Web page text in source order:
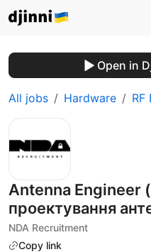
Open in
All jobs Hardware RF
Antenna Engineer
проектування
NDA Recruitment
Copy link